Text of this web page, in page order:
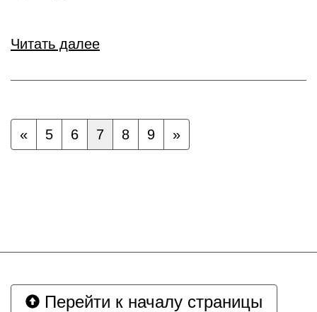
Читать далее
« 5 6 7 8 9 »
Перейти к началу страницы